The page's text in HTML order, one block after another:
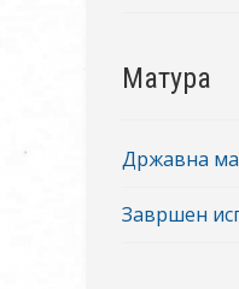
Матура
Државна
Завршен